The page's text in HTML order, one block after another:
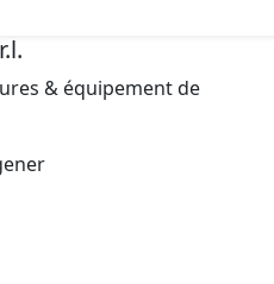
& équipement de